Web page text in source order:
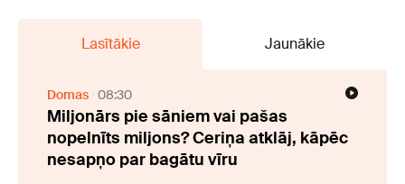
Lasītākie Jaunākie
Domas 08:30
Miljonārs pie sāniem vai pašas
nopelnīts miljons? Ceriņa atklāj, kāpēc
nesapņo par bagātu vīru